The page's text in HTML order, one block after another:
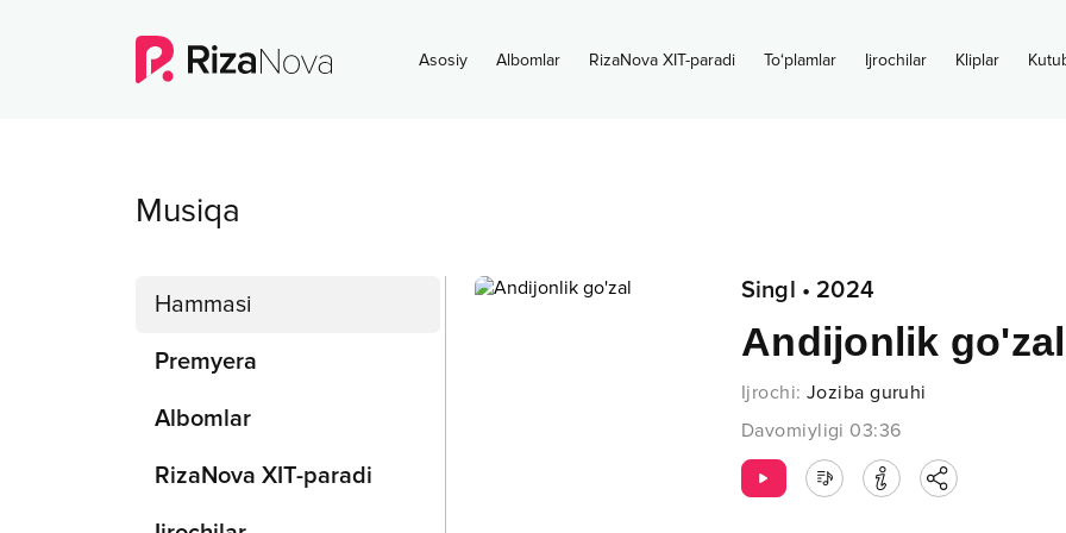
Asosiy Albomlar RizaNova XIT-paradi To‘plamlar Ijrochilar Kliplar
Musiqa
Hammasi
Premyera
Albomlar
RizaNova XIT-paradi
Singl • 2024
Andijonlik go'zal
Ijrochi: Joziba guruhi
Davomiyligi 03:36